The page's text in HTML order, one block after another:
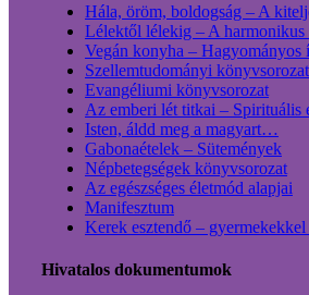
Hála, öröm, boldogság – A
Lélektől lélekig – A harmonikus
Vegán konyha – Hagyományos
Szellemtudományi könyvsorozat
Evangéliumi könyvsorozat
Az emberi lét titkai – Spirituális
Isten, áldd meg a magyart…
Gabonaételek – Sütemények
Népbetegségek könyvsorozat
Az egészséges életmód alapjai
Manifesztum
Kerek esztendő –
Hivatalos dokumentumok